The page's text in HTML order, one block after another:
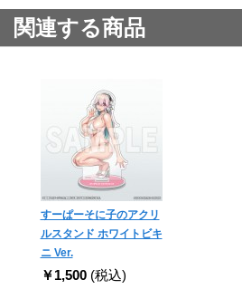
関連する商品
すーぱーそに子のアクリ
ルスタンド ホワイトビキ
ニ Ver.
￥1,500 (税込)